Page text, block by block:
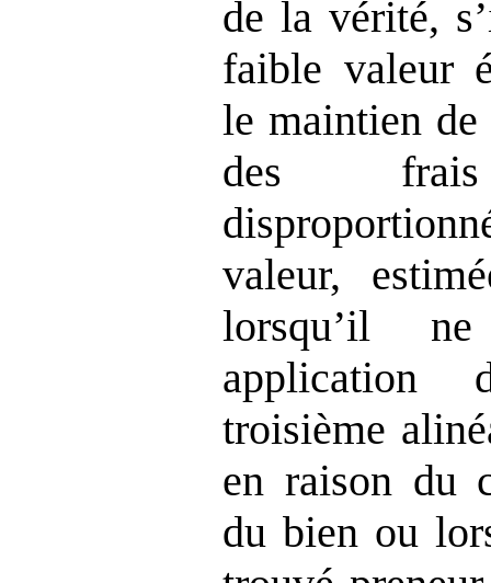
de la vérité,
faible valeur
le maintien
des frais
valeur,
lorsqu’il
application
troisième
en raison du
du bien ou